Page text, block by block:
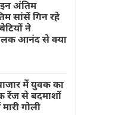
अंतिम
सांसें गिन रहे
ने
आनंद से क्या
में युवक का
रेंज से बदमाशों
गोली